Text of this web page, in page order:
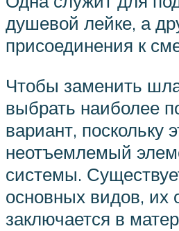
душевой лейке, а
присоединения к
Чтобы заменить
выбрать наиболее
вариант, поскольку
неотъемлемый
системы.
основных видов, их
заключается в